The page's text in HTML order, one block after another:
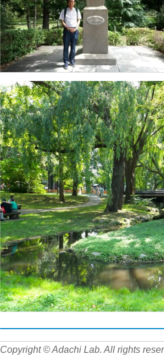
Copyright © Adachi Lab. All rights